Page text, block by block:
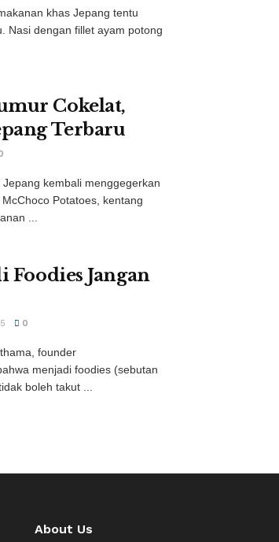
khas Jepang tentu
Nasi dengan fillet ayam potong
Cokelat,
Terbaru
kembali menggegerkan
Potatoes, kentang
...
Foodies Jangan
0
founder
menjadi foodies (sebutan
boleh takut ...
About Us